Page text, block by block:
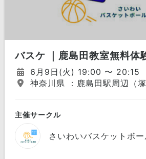
バスケ ｜鹿島田教室無料体
6月9日(火) 19:00 〜 20:15
神奈川県 ：鹿島田駅周辺（塚
主催サークル
さいわいバスケットボ